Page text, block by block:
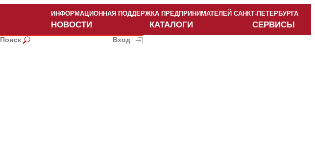
ИНФОРМАЦИОННАЯ ПОДДЕРЖКА ПРЕДПРИНИМАТЕЛЕЙ САНКТ-ПЕТЕРБУРГА
НОВОСТИ КАТАЛОГИ СЕРВИСЫ
Поиск Вход